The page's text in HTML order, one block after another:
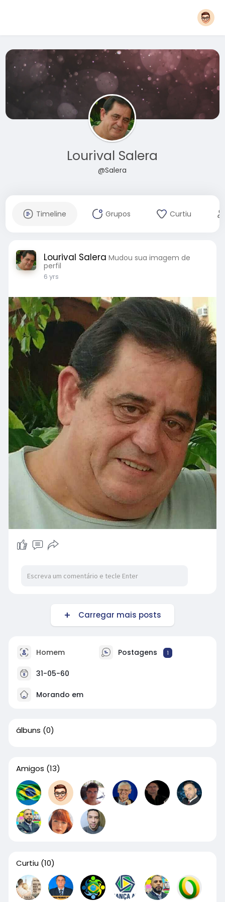
Lourival Salera
@Salera
Timeline Grupos Curtiu
Lourival Salera Mudou sua imagem de
perfil
6 yrs
Carregar mais posts
Homem Postagens 1
31-05-60
Morando em
álbuns (0)
Amigos (13)
Curtiu (10)